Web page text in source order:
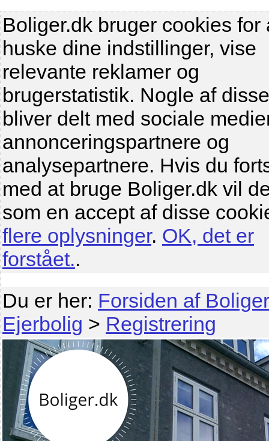
Boliger.dk bruger cookies for
huske dine indstillinger, vise
relevante reklamer og
brugerstatistik. Nogle af
bliver delt med sociale
annonceringspartnere og
analysepartnere. Hvis du
med at bruge Boliger.dk vil
som en accept af disse
flere oplysninger. OK, det er
forstået..
Du er her: Forsiden af
Ejerbolig > Registrering